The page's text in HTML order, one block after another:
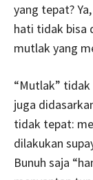
yang tepat?
hati tidak bisa
mutlak yang
“Mutlak” tidak
juga
tidak tepat:
dilakukan
Bunuh saja